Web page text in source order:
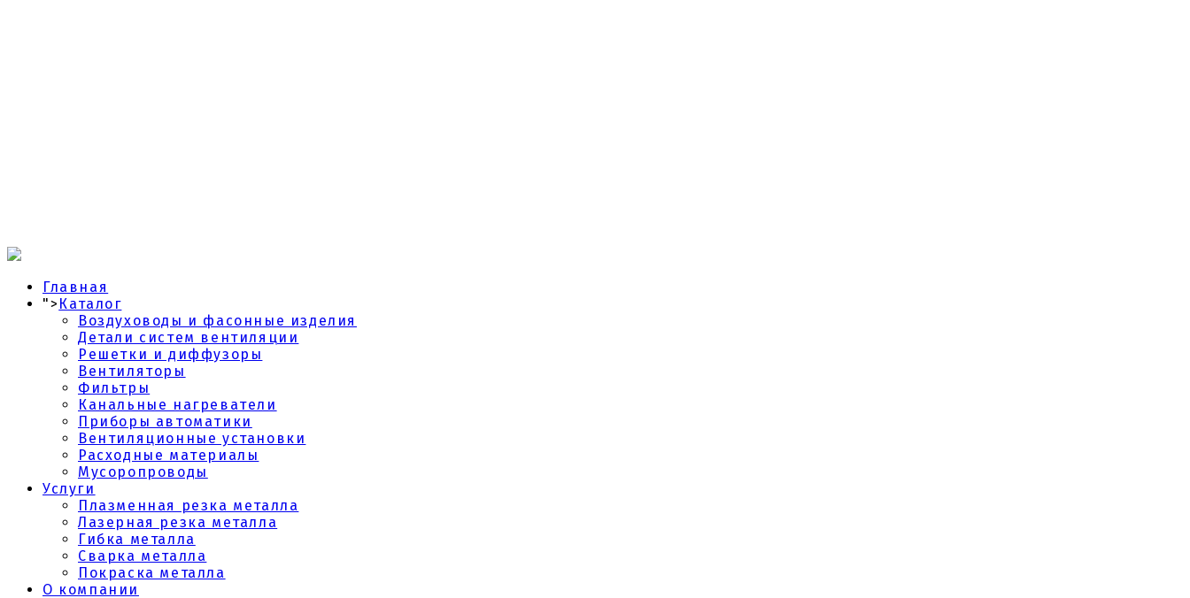
Главная
"> Каталог
Воздуховоды и фасонные изделия
Детали систем вентиляции
Решетки и диффузоры
Вентиляторы
Фильтры
Канальные нагреватели
Приборы автоматики
Вентиляционные установки
Расходные материалы
Мусоропроводы
Услуги
Плазменная резка металла
Лазерная резка металла
Гибка металла
Сварка металла
Покраска металла
О компании